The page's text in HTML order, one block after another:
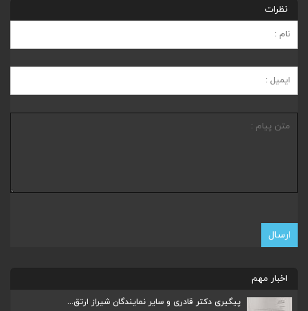
نظرات
اخبار مهم
پیگیری دکتر قادری و سایر نمایندگان شیراز ارتق...